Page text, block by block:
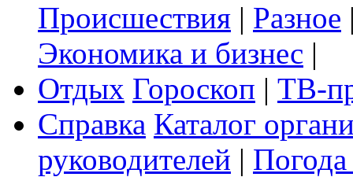
Происшествия | Разное
Экономика и бизнес |
Отдых Гороскоп | ТВ-
Справка Каталог
руководителей |